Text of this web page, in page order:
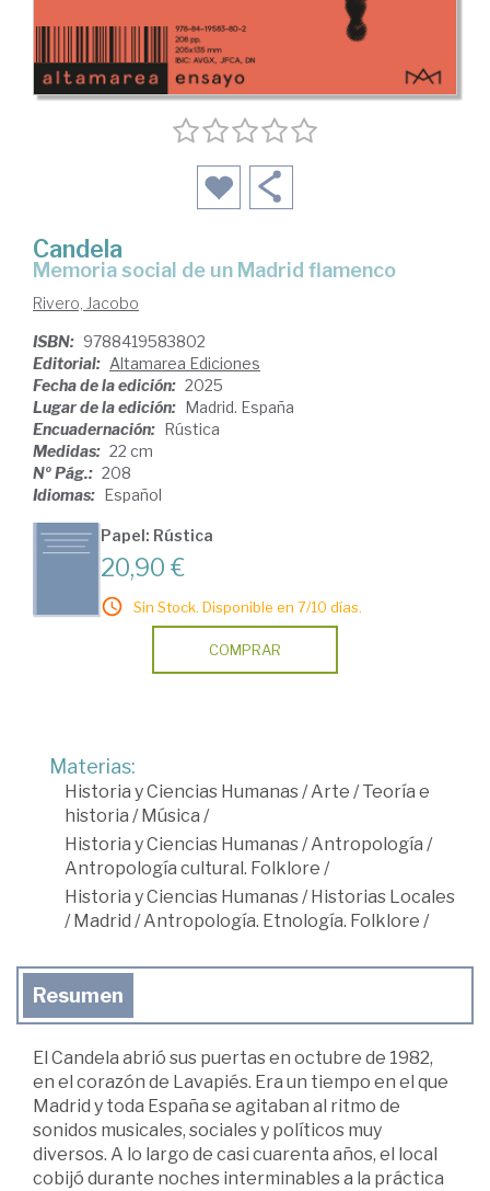
Candela
Memoria social de un Madrid flamenco
Rivero, Jacobo
ISBN: 9788419583802
Editorial: Altamarea Ediciones
Fecha de la edición: 2025
Lugar de la edición: Madrid. España
Encuadernación: Rústica
Medidas: 22 cm
Nº Pág.: 208
Idiomas: Español
Papel: Rústica
20,90 €
Sin Stock. Disponible en 7/10 días.
COMPRAR
Materias:
Historia y Ciencias Humanas/Arte /Teoría e
historia / Música /
Historia y Ciencias Humanas/Antropología /
Antropología cultural. Folklore /
Historia y Ciencias Humanas/ Historias Locales
/ Madrid /Antropología. Etnología. Folklore /
Resumen
El Candela abrió sus puertas en octubre de 1982,
en el corazón de Lavapiés. Era un tiempo en el que
Madrid y toda España se agitaban al ritmo de
sonidos musicales, sociales y políticos muy
diversos. A lo largo de casi cuarenta años, el local
cobijó durante noches interminables a la práctica